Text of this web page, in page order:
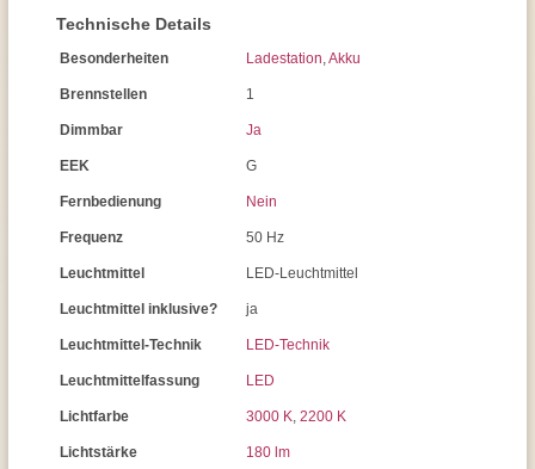
Technische Details
Besonderheiten Ladestation,Akku
Brennstellen 1
Dimmbar Ja
EEK G
Fernbedienung Nein
Frequenz 50 Hz
Leuchtmittel LED-Leuchtmittel
Leuchtmittel inklusive? ja
Leuchtmittel-Technik LED-Technik
Leuchtmittelfassung LED
Lichtfarbe 3000 K, 2200 K
Lichtstärke 180 lm